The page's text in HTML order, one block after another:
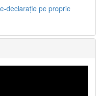
declarație pe proprie